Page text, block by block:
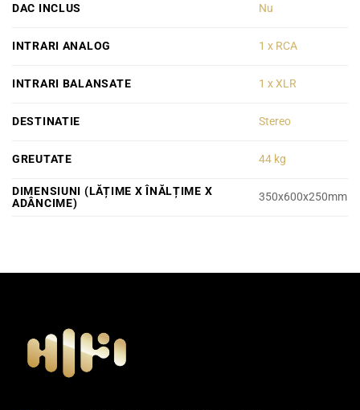
DAC INCLUS Nu
INTRARI ANALOG 1 x RCA
INTRARI BALANSATE 1 x XLR
DESTINATIE Stereo
GREUTATE 44 kg
DIMENSIUNI (LĂȚIME X ÎNĂLȚIME X
ADÂNCIME)
350x600x250mm